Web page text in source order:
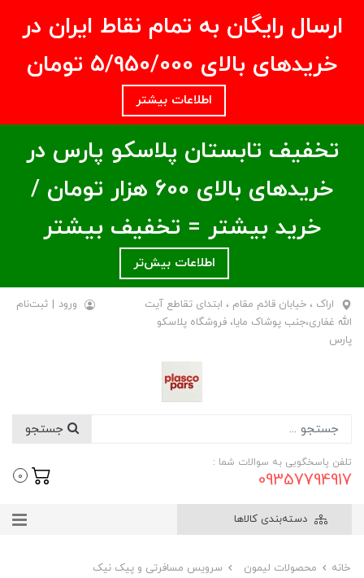
ارسال رایگان به تمام نقاط ایران در
خریدهای بالای ۵/950/000 تومان
اطلاعات بیشتر
تخفیف تابستان پلاسکو پارس در
خریدهای بالای ۶00 هزار تومان /
خرید بیشتر = تخفیف بیشتر
اطلاعات بیش‌تر
اراک ، خیابان قائم مقام ، ابتدای تقاطع آیت
الله غفاری،جنب پوشاک مایا، فروشگاه پلاسکو
پارس
ورود | ثبت‌نام
تلفن پاسخگویی به سوالات شما :
09357794917
0
دسته‌بندی کالاها
خانه محصولات لیمون
سرویس مسافرتی و پیک نیک